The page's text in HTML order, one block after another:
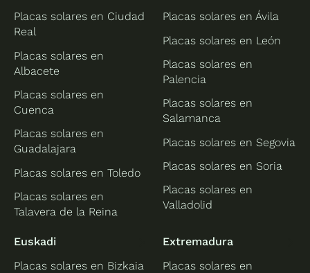
Placas solares en Ciudad
Real
Placas solares en
Albacete
Placas solares en
Cuenca
Placas solares en
Guadalajara
Placas solares en Toledo
Placas solares en
Talavera de la Reina
Placas solares en Ávila
Placas solares en León
Placas solares en
Palencia
Placas solares en
Salamanca
Placas solares en Segovia
Placas solares en Soria
Placas solares en
Valladolid
Euskadi
Placas solares en Bizkaia
Extremadura
Placas solares en